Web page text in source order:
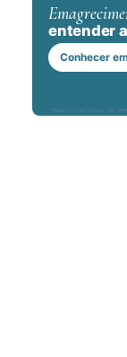
entender
Conhecer
* Responsável técnico: Dr.